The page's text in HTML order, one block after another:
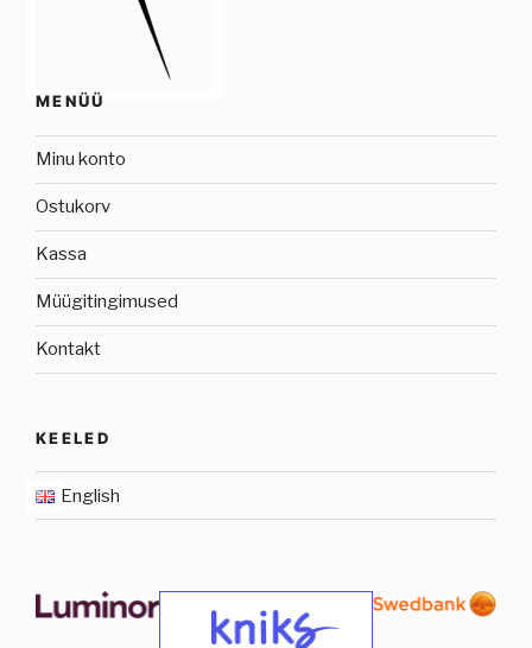
MENÜÜ
Minu konto
Ostukorv
Kassa
Müügitingimused
Kontakt
KEELED
English